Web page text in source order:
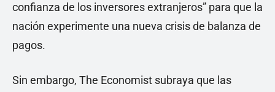
confianza de los inversores extranjeros” para que la
nación experimente una nueva crisis de balanza de
pagos.
Sin embargo, The Economist subraya que las